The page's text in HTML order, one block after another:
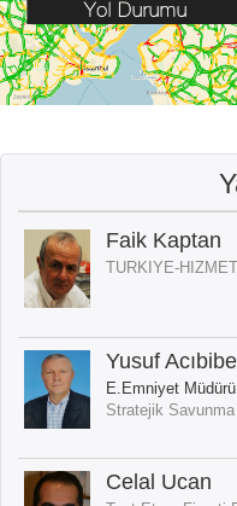
Faik Kaptan
TURKIYE-
Yusuf
E.Emniyet
Stratejik Savunma
Celal Ucan